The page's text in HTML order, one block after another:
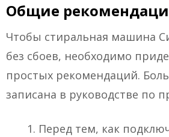
Общие
Чтобы стиральная машина
без сбоев, необходимо
простых рекомендаций.
записана в руководстве по
Перед тем, как